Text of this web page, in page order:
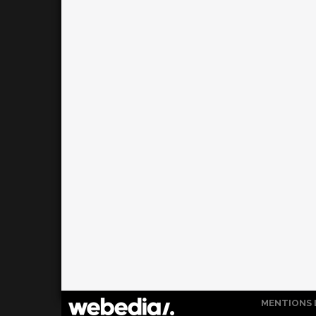
MENTIONS